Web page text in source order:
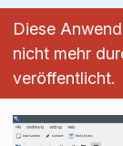
Diese
nicht mehr
veröffentlicht.